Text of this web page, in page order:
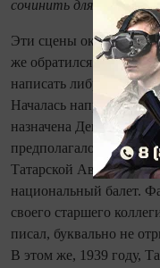
сочинить для пробы
Эти сцены оказались
же обратился к
написать либретто.
Началась напряжённая
назначена Декада
предполагалось, что
Татарской Автономной
национальный балет.
своего старшего
писал, буквально не
В этом же, 1939 году,